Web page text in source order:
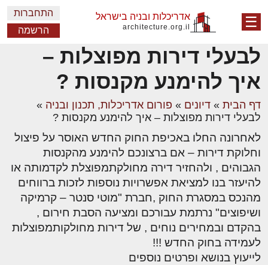
☰ אדריכלות ובניה בישראל
architecture.org.il
התחברות
הרשמה
לבעלי דירות מפוצלות –
איך להימנע מקנסות ?
דף הבית » דיונים » פורום אדריכלות, תכנון ובניה »
לבעלי דירות מפוצלות – איך להימנע מקנסות ?
לאחרונה החלו באכיפת החוק החדש האוסר על פיצול
וחלוקת דירות – אם ברצונכם להימנע מהקנסות
הגבוהים , ולהחזיר דירה מחולקתמפוצלת לקדמותה או
להיעזר בנו למציאת אפשרויות נוספות לזכות ברווחים
מהנכס במסגרת החוק ,חברת "מוטי סנטר – קרמיקה
ושיפוצים" נרתמת עבורכם ומציעה הסבת חירום ,
בהקדם ובמחירים נוחים , של דירות מחולקותמפוצלות
לעמידה בחוק החדש !!!
לייעוץ בנושא ופרטים נוספים